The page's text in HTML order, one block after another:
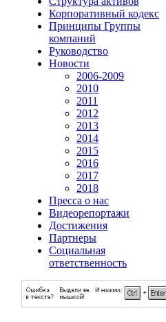
Корпоративный кодекс
Принципы Группы
компаний
Руководство
Новости
2006-2009
2010
2011
2012
2013
2014
2015
2016
2017
2018
Пресса о нас
Видеорепортажи
Достижения
Партнеры
Социальная
ответственность